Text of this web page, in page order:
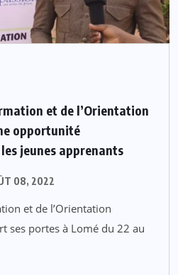
et de l’Orientation
opportunité
jeunes apprenants
08, 2022
et de l’Orientation
ses portes à Lomé du 22 au